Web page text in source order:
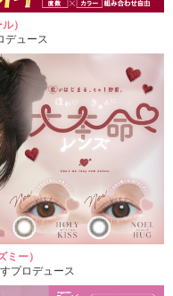
）
デュース
ー）
プロデュース